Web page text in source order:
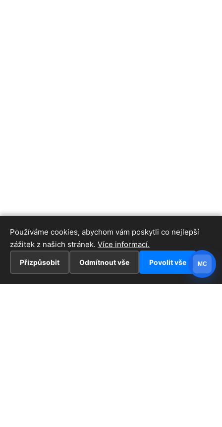
Používáme cookies, abychom vám poskytli co nejlepší
zážitek z našich stránek. Více informací.
Přizpůsobit Odmítnout vše Povolit vše MC